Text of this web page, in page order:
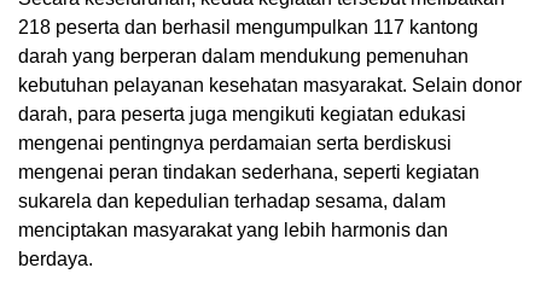
218 peserta dan berhasil mengumpulkan 117 kantong
darah yang berperan dalam mendukung pemenuhan
kebutuhan pelayanan kesehatan masyarakat. Selain donor
darah, para peserta juga mengikuti kegiatan edukasi
mengenai pentingnya perdamaian serta berdiskusi
mengenai peran tindakan sederhana, seperti kegiatan
sukarela dan kepedulian terhadap sesama, dalam
menciptakan masyarakat yang lebih harmonis dan
berdaya.